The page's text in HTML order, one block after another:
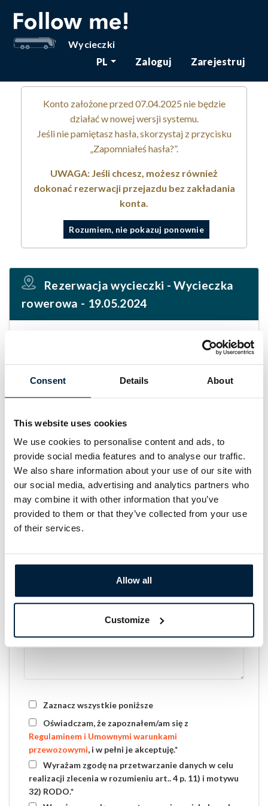
Consent Details About
This website uses cookies
We use cookies to personalise content and ads, to
provide social media features and to analyse our traffic.
We also share information about your use of our site with
our social media, advertising and analytics partners who
may combine it with other information that you’ve
provided to them or that they’ve collected from your use
of their services.
Allow all
Customize
Wycieczki
PL
Zaloguj Zarejestruj
Konto założone przed 07.04.2025 nie będzie
działać w nowej wersji systemu.
Jeśli nie pamiętasz hasła, skorzystaj z przycisku
„Zapomniałeś hasła?”.
UWAGA: Jeśli chcesz, możesz również
dokonać rezerwacji przejazdu bez zakładania
konta.
Rozumiem, nie pokazuj ponownie
Rezerwacja wycieczki - Wycieczka
rowerowa - 19.05.2024
Imię i nazwisko
Twój adres email
Numer telefonu
Zaznacz wszystkie poniższe
Oświadczam, że zapoznałem/am się z
Regulaminem i Umownymi warunkami
przewozowymi, i w pełni je akceptuję.
Wyrażam zgodę na przetwarzanie danych w celu
realizacji zlecenia w rozumieniu art.. 4 p. 11) i motywu
32) RODO.